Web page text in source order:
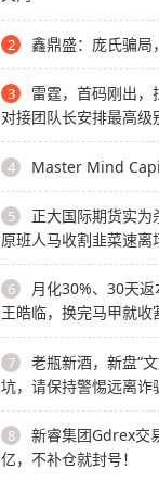
2 鑫鼎盛：庞氏骗局
3
雷霆，首码刚出，
对接团队长安排最高级
4 Master Mind
5
正大国际期货实为
原班人马收割韭菜速离
6
月化30%、30天
王皓临，换完马甲就收
7
老瓶新酒，新盘“
坑，请保持警惕远离诈
8
新睿集团Gdrex交
亿，不补仓就封号！